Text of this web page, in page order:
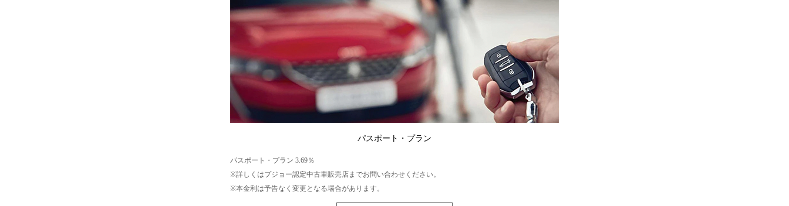
パスポート・プラン
パスポート・プラン 3.69％
※詳しくはプジョー認定中古車販売店までお問い合わせください。
※本金利は予告なく変更となる場合があります。